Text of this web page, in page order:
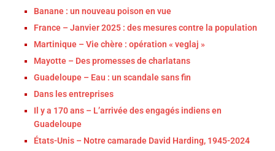
Banane : un nouveau poison en vue
France – Janvier 2025 : des mesures contre la population
Martinique – Vie chère : opération « veglaj »
Mayotte – Des promesses de charlatans
Guadeloupe – Eau : un scandale sans fin
Dans les entreprises
Il y a 170 ans – L’arrivée des engagés indiens en
Guadeloupe
États-Unis – Notre camarade David Harding, 1945-2024